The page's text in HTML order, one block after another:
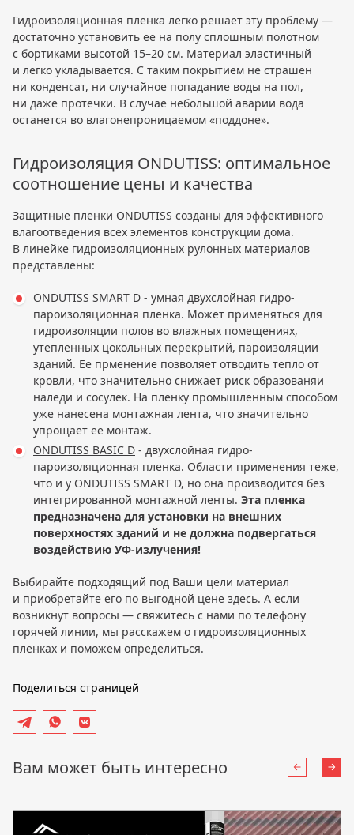
Гидроизоляционная пленка легко решает эту проблему —
достаточно установить ее на полу сплошным полотном
с бортиками высотой 15–20 см. Материал эластичный
и легко укладывается. С таким покрытием не страшен
ни конденсат, ни случайное попадание воды на пол,
ни даже протечки. В случае небольшой аварии вода
останется во влагонепроницаемом «поддоне».
Гидроизоляция ONDUTISS: оптимальное
соотношение цены и качества
Защитные пленки ONDUTISS созданы для эффективного
влагоотведения всех элементов конструкции дома.
В линейке гидроизоляционных рулонных материалов
представлены:
ONDUTISS SMART D - умная двухслойная гидро-
пароизоляционная пленка. Может применяться для
гидроизоляции полов во влажных помещениях,
утепленных цокольных перекрытий, пароизоляции
зданий. Ее прменение позволяет отводить тепло от
кровли, что значительно снижает риск образованяи
наледи и сосулек. На пленку промышленным способом
уже нанесена монтажная лента, что значительно
упрощает ее монтаж.
ONDUTISS BASIC D - двухслойная гидро-
пароизоляционная пленка. Области применения теже,
что и у ONDUTISS SMART D, но она производится без
интегрированной монтажной ленты. Эта пленка
предназначена для установки на внешних
поверхностях зданий и не должна подвергаться
воздействию УФ-излучения!
Выбирайте подходящий под Ваши цели материал
и приобретайте его по выгодной цене здесь. А если
возникнут вопросы — свяжитесь с нами по телефону
горячей линии, мы расскажем о гидроизоляционных
пленках и поможем определиться.
Поделиться страницей
Вам может быть интересно Назад